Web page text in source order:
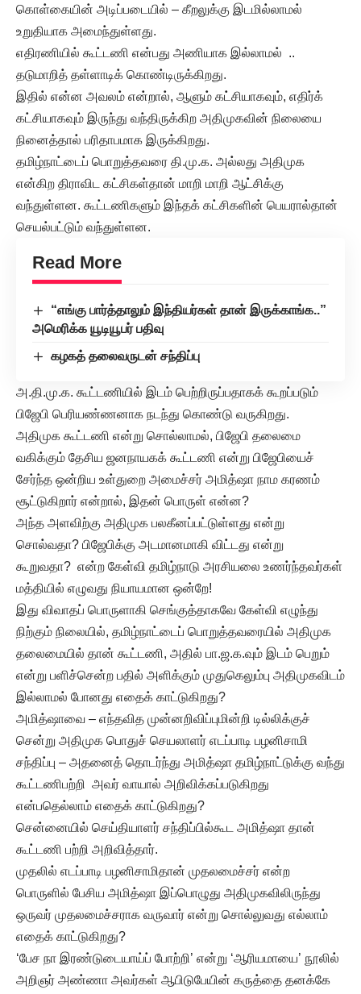
கொள்கையின் அடிப்படையில் – கீறலுக்கு இடமில்லாமல்
உறுதியாக அமைந்துள்ளது.
எதிரணியில் கூட்டணி என்பது அணியாக இல்லாமல் ..
தடுமாறித் தள்ளாடிக் கொண்டிருக்கிறது.
இதில் என்ன அவலம் என்றால், ஆளும் கட்சியாகவும், எதிர்க்
கட்சியாகவும் இருந்து வந்திருக்கிற அதிமுகவின் நிலையை
நினைத்தால் பரிதாபமாக இருக்கிறது.
தமிழ்நாட்டைப் பொறுத்தவரை தி.மு.க. அல்லது அதிமுக
என்கிற திராவிட கட்சிகள்தான் மாறி மாறி ஆட்சிக்கு
வந்துள்ளன. கூட்டணிகளும் இந்தக் கட்சிகளின் பெயரால்தான்
செயல்பட்டும் வந்துள்ளன.
Read More
“எங்கு பார்த்தாலும் இந்தியர்கள் தான் இருக்காங்க..”
அமெரிக்க யூடியூபர் பதிவு
கழகத் தலைவருடன் சந்திப்பு
அ.தி.மு.க. கூட்டணியில் இடம் பெற்றிருப்பதாகக் கூறப்படும்
பிஜேபி பெரியண்ணனாக நடந்து கொண்டு வருகிறது.
அதிமுக கூட்டணி என்று சொல்லாமல், பிஜேபி தலைமை
வகிக்கும் தேசிய ஜனநாயகக் கூட்டணி என்று பிஜேபியைச்
சேர்ந்த ஒன்றிய உள்துறை அமைச்சர் அமித்ஷா நாம கரணம்
சூட்டுகிறார் என்றால், இதன் பொருள் என்ன?
அந்த அளவிற்கு அதிமுக பலகீனப்பட்டுள்ளது என்று
சொல்வதா? பிஜேபிக்கு அடமானமாகி விட்டது என்று
கூறுவதா? என்ற கேள்வி தமிழ்நாடு அரசியலை உணர்ந்தவர்கள்
மத்தியில் எழுவது நியாயமான ஒன்றே!
இது விவாதப் பொருளாகி செங்குத்தாகவே கேள்வி எழுந்து
நிற்கும் நிலையில், தமிழ்நாட்டைப் பொறுத்தவரையில் அதிமுக
தலைமையில் தான் கூட்டணி, அதில் பா.ஜ.க.வும் இடம் பெறும்
என்று பளிச்சென்ற பதில் அளிக்கும் முதுகெலும்பு அதிமுகவிடம்
இல்லாமல் போனது எதைக் காட்டுகிறது?
அமித்ஷாவை – எந்தவித முன்னறிவிப்புமின்றி டில்லிக்குச்
சென்று அதிமுக பொதுச் செயலாளர் எடப்பாடி பழனிசாமி
சந்திப்பு – அதனைத் தொடர்ந்து அமித்ஷா தமிழ்நாட்டுக்கு வந்து
கூட்டணிபற்றி அவர் வாயால் அறிவிக்கப்படுகிறது
என்பதெல்லாம் எதைக் காட்டுகிறது?
சென்னையில் செய்தியாளர் சந்திப்பில்கூட அமித்ஷா தான்
கூட்டணி பற்றி அறிவித்தார்.
முதலில் எடப்பாடி பழனிசாமிதான் முதலமைச்சர் என்ற
பொருளில் பேசிய அமித்ஷா இப்பொழுது அதிமுகவிலிருந்து
ஒருவர் முதலமைச்சராக வருவார் என்று சொல்லுவது எல்லாம்
எதைக் காட்டுகிறது?
‘பேச நா இரண்டுடையாய்ப் போற்றி’ என்று ‘ஆரியமாயை’ நூலில்
அறிஞர் அண்ணா அவர்கள் ஆபிடுபேயின் கருத்தை தனக்கே